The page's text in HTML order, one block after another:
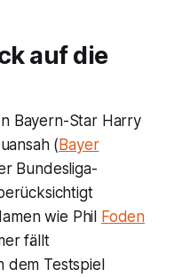
auf die
Bayern-Star Harry
( Bayer
Bundesliga-
wie Phil Foden
fällt
dem Testspiel